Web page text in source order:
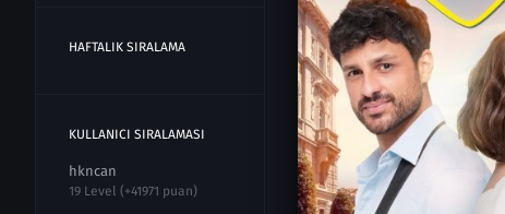
HAFTALIK SIRALAMA
KULLANICI SIRALAMASI
hkncan
19 Level (+41971 puan)